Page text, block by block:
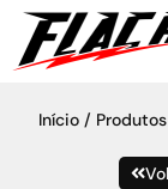
Início / Produtos